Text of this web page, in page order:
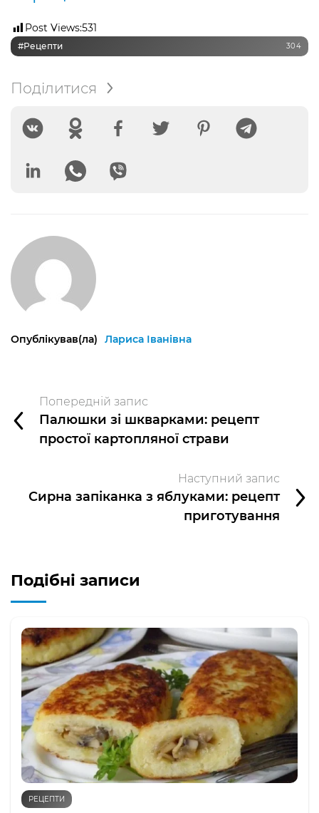
Post Views:531
#рецепти 304
Поділитися
Опублікував(ла) Лариса Іванівна
Попередній запис
Палюшки зі шкварками: рецепт
простої картопляної страви
Наступний запис
Сирна запіканка з яблуками: рецепт
приготування
Подібні записи
РЕЦЕПТИ